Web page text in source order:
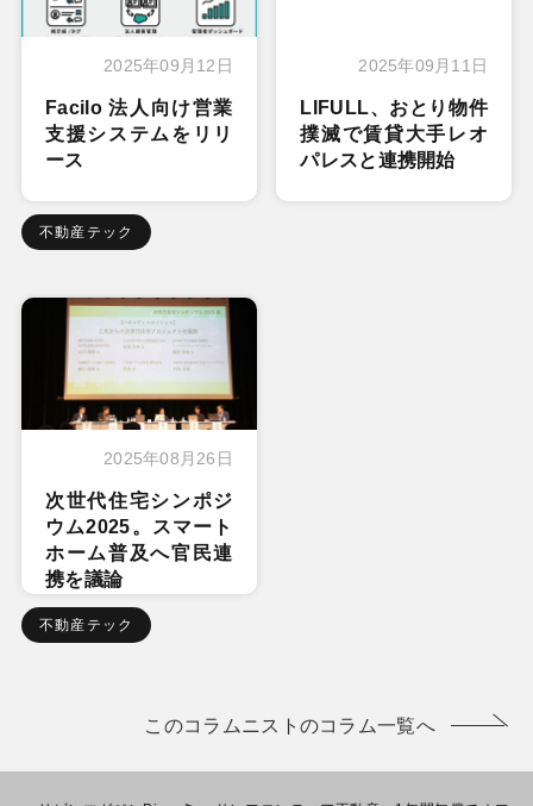
2025年09月12日
Facilo 法人向け営業
支援システムをリリ
ース
不動産テック
2025年09月11日
LIFULL、おとり物件
撲滅で賃貸大手レオ
パレスと連携開始
2025年08月26日
次世代住宅シンポジ
ウム2025。スマート
ホーム普及へ官民連
携を議論
不動産テック
このコラムニストのコラム一覧へ